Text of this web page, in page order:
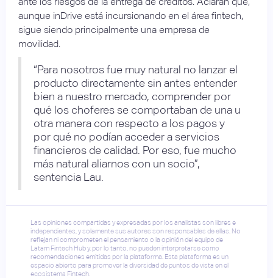
aunque inDrive está incursionando en el área fintech,
sigue siendo principalmente una empresa de
movilidad.
“Para nosotros fue muy natural no lanzar el
producto directamente sin antes entender
bien a nuestro mercado, comprender por
qué los choferes se comportaban de una u
otra manera con respecto a los pagos y
por qué no podían acceder a servicios
financieros de calidad. Por eso, fue mucho
más natural aliarnos con un socio”,
sentencia Lau.
Las opiniones compartidas y expresadas por los analistas son libres e
independientes, y solamente sus autores son responsables de ellas. No
reflejan ni comprometen el pensamiento o la opinión del equipo de
Latam Fintech Hub y, por lo tanto, no pueden interpretarse como
recomendaciones emitidas por la plataforma. Esta plataforma es un
espacio abierto para promover la diversidad de puntos de vista en el
ecosistema Fintech.